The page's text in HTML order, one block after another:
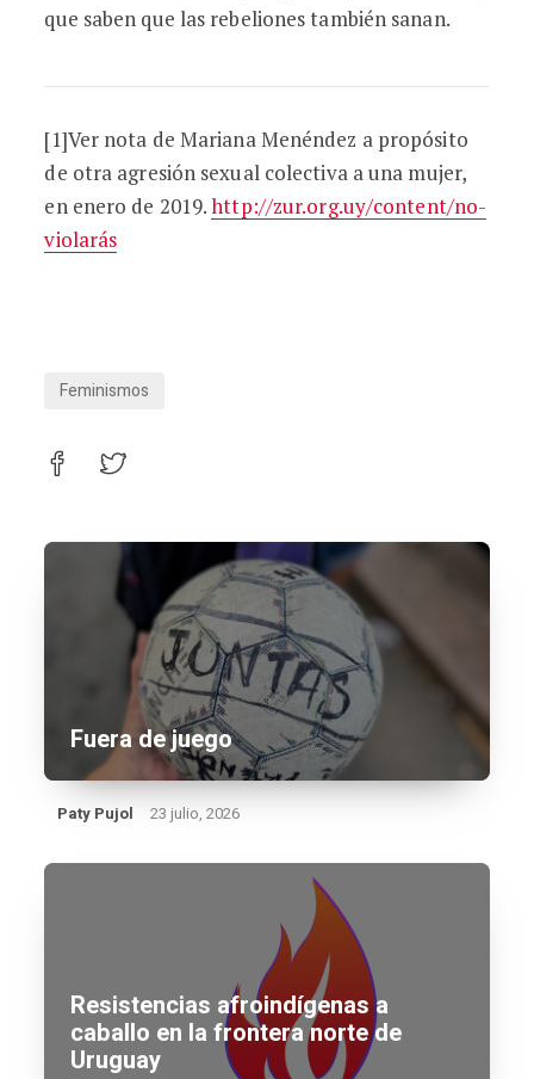
que saben que las rebeliones también sanan.
[1]Ver nota de Mariana Menéndez a propósito
de otra agresión sexual colectiva a una mujer,
en enero de 2019.http://zur.org.uy/content/no-
violarás
Feminismos
Fuera de juego
Paty Pujol 23 julio, 2026
Resistencias afroindígenas a
caballo en la frontera norte de
Uruguay